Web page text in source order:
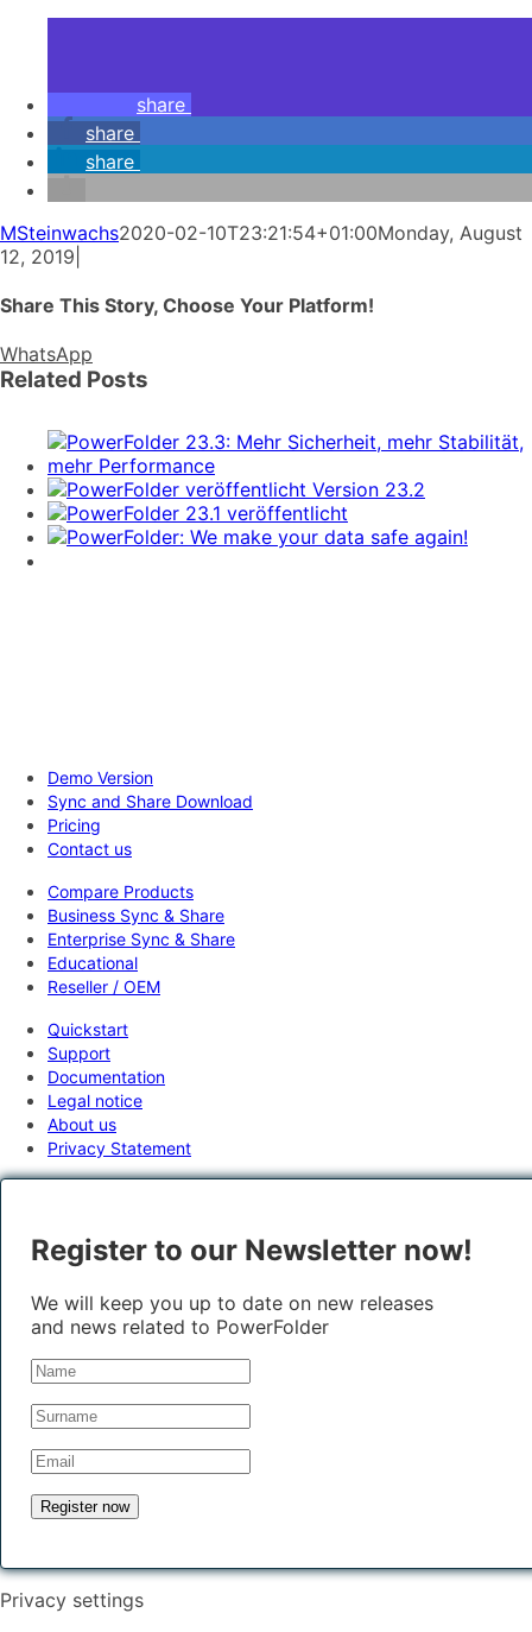
share
share
share
MSteinwachs2020-02-10T23:21:54+01:00Monday, August
12, 2019
Share This Story, Choose Your Platform!
WhatsApp
Related Posts
Demo Version
Sync and Share Download
Pricing
Contact us
Compare Products
Business Sync & Share
Enterprise Sync & Share
Educational
Reseller / OEM
Quickstart
Support
Documentation
Legal notice
About us
Privacy Statement
Register to our Newsletter now!
We will keep you up to date on new releases
and news related to PowerFolder
Privacy settings